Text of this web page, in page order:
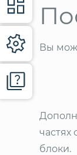
Вы
блоки.